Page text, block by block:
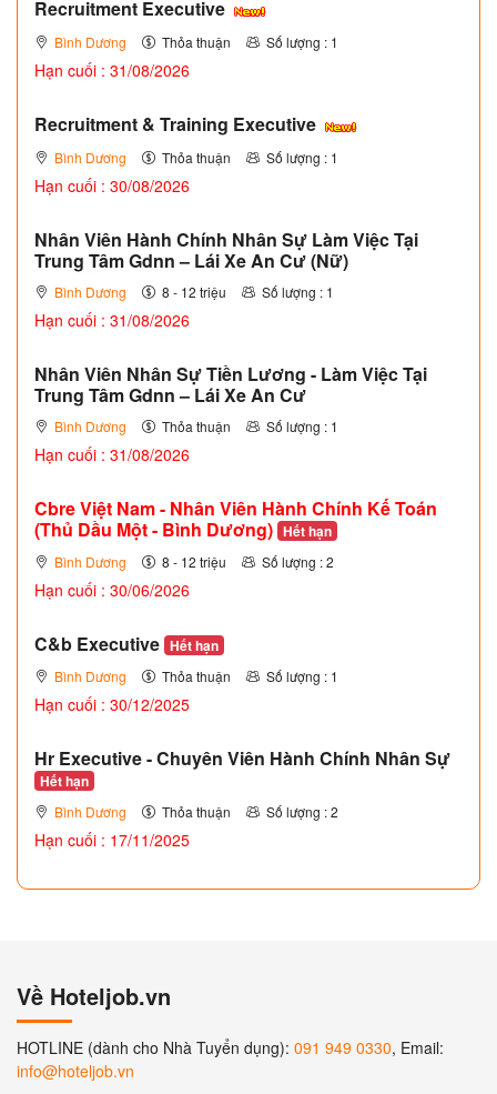
Recruitment Executive
Bình Dương Thỏa thuận Số lượng : 1
Hạn cuối : 31/08/2026
Recruitment & Training Executive
Bình Dương Thỏa thuận Số lượng : 1
Hạn cuối : 30/08/2026
Nhân Viên Hành Chính Nhân Sự Làm Việc Tại
Trung Tâm Gdnn – Lái Xe An Cư (Nữ)
Bình Dương 8 - 12 triệu Số lượng : 1
Hạn cuối : 31/08/2026
Nhân Viên Nhân Sự Tiền Lương - Làm Việc Tại
Trung Tâm Gdnn – Lái Xe An Cư
Bình Dương Thỏa thuận Số lượng : 1
Hạn cuối : 31/08/2026
Cbre Việt Nam - Nhân Viên Hành Chính Kế Toán
(Thủ Dầu Một - Bình Dương) Hết hạn
Bình Dương 8 - 12 triệu Số lượng : 2
Hạn cuối : 30/06/2026
C&b Executive Hết hạn
Bình Dương Thỏa thuận Số lượng : 1
Hạn cuối : 30/12/2025
Hr Executive - Chuyên Viên Hành Chính Nhân Sự
Hết hạn
Bình Dương Thỏa thuận Số lượng : 2
Hạn cuối : 17/11/2025
Về Hoteljob.vn
HOTLINE (dành cho Nhà Tuyển dụng): 091 949 0330, Email:
info@hoteljob.vn